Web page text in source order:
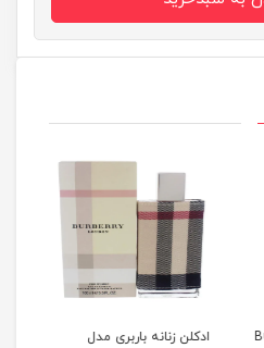
ادکلن زنانه باربری مدل